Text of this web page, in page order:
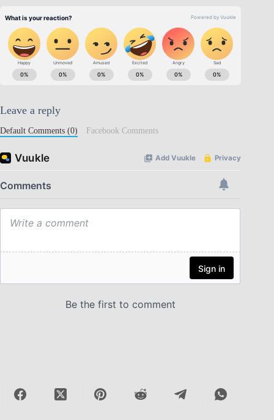
Leave a reply
Default Comments (0) Facebook Comments